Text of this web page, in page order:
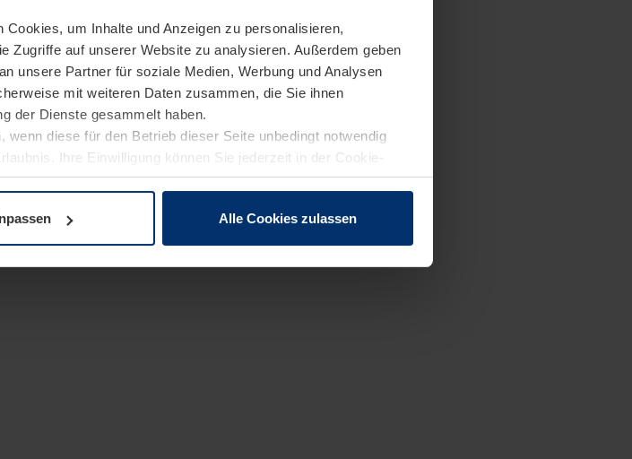
Cookies, um Inhalte und Anzeigen zu personalisieren,
Zugriffe auf unserer Website zu analysieren. Außerdem geben
unsere Partner für soziale Medien, Werbung und Analysen
mit weiteren Daten zusammen, die Sie ihnen
der Dienste gesammelt haben.
diese für den Betrieb dieser Seite unbedingt notwendig
Ihre Einwilligung können Sie jederzeit in der Cookie-
Website ändern oder widerrufen.
Alle Cookies zulassen